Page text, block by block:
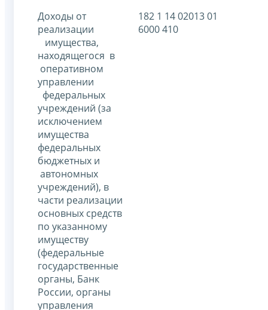
Доходы от
реализации
имущества,
находящегося в
оперативном
управлении
федеральных
учреждений (за
исключением
имущества
федеральных
бюджетных и
автономных
учреждений), в
части реализации
основных средств
по указанному
имуществу
(федеральные
государственные
органы, Банк
России, органы
управления
182 1 14 02013 01
6000 410